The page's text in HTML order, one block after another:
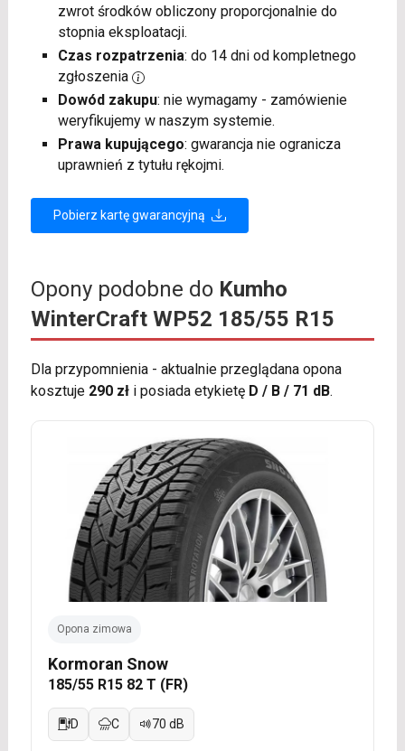
zwrot środków obliczony proporcjonalnie do
stopnia eksploatacji.
Czas rozpatrzenia: do 14 dni od kompletnego
zgłoszenia
Dowód zakupu: nie wymagamy - zamówienie
weryfikujemy w naszym systemie.
Prawa kupującego: gwarancja nie ogranicza
uprawnień z tytułu rękojmi.
Pobierz kartę gwarancyjną
Opony podobne do Kumho
WinterCraft WP52 185/55 R15
Dla przypomnienia - aktualnie przeglądana opona
kosztuje 290 złi posiada etykietę D / B / 71 dB.
Opona zimowa
Kormoran Snow
185/55 R15 82 T (FR)
D C 70 dB